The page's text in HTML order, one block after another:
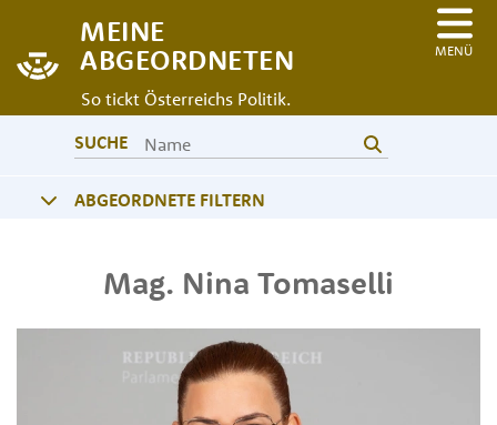
MEINE
ABGEORDNETEN
So tickt Österreichs Politik.
MENÜ
SUCHE
ABGEORDNETE FILTERN
Mag. Nina Tomaselli